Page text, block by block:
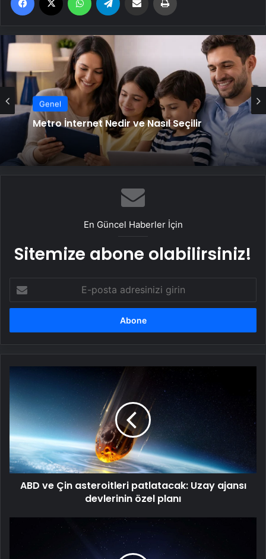
Genel
Metro İnternet Nedir ve Nasıl Seçilir
En Güncel Haberler İçin
Sitemize abone olabilirsiniz!
posta
adresinizi
Çin
asteroitleri
patlatacak:
Uzay
ajansı
devlerinin
özel
planıABD ve Çin asteroitleri patlatacak: Uzay ajansı
devlerinin özel planı